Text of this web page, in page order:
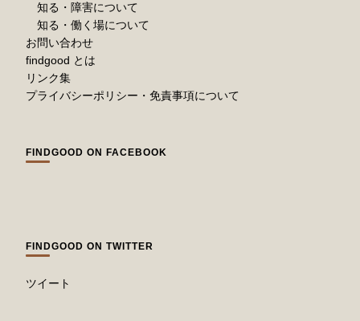
知る・障害について
知る・働く場について
お問い合わせ
findgood とは
リンク集
プライバシーポリシー・免責事項について
FINDGOOD ON FACEBOOK
FINDGOOD ON TWITTER
ツイート